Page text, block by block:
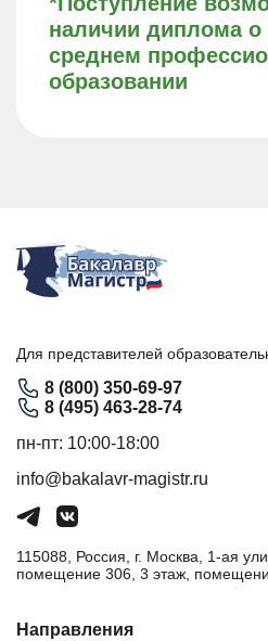
наличии диплома
среднем
образовании
Для представителей
8 (800) 350-69-97
8 (495) 463-28-74
пн-пт: 10:00-18:00
info@bakalavr-magistr.ru
115088, Россия, г. Москва, 1-ая
помещение 306, 3 этаж,
Направления